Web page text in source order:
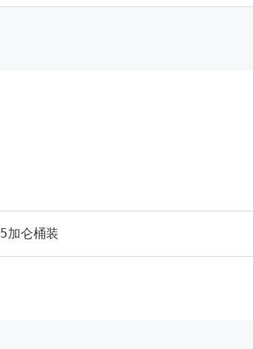
加仑桶装